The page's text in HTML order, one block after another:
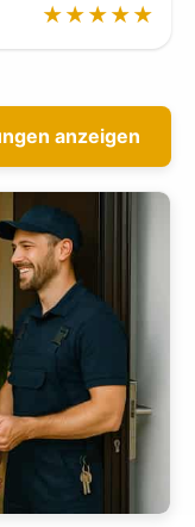
★★★★★
anzeigen